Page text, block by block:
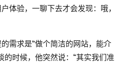
体验，一聊下去才会发现：哦，
需求是“做个简洁的网站，能介
的时候，他突然说：“其实我们准